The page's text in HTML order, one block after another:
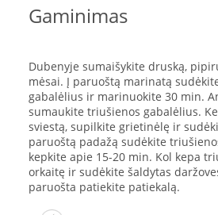
Gaminimas
Dubenyje sumaišykite druską,
mėsai. Į paruoštą marinatą
gabalėlius ir marinuokite 30 min.
sumaukite triušienos gabalėlius.
sviestą, supilkite grietinėlę ir
paruoštą padažą sudėkite
kepkite apie 15-20 min. Kol kepa
orkaitę ir sudėkite šaldytas
paruošta patiekite patiekalą.